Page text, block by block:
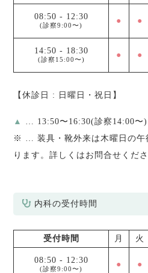
08:50 - 12:30
(診察9:00〜) ● ●
14:50 - 18:30
(診察15:00〜) ● ●
【休診日 : 日曜日・祝日】
▲
… 13:50〜16:30(診察14:00〜)
※ … 装具・靴外来は木曜日の午
ります。詳しくはお問合せくださ
内科の受付時間
受付時間 月 火
08:50 - 12:30
(診察9:00〜) ● ●